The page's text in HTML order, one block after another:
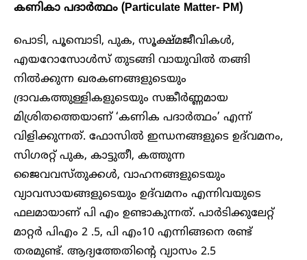
കണികാ പദാർത്ഥം (Particulate Matter- PM)
പൊടി, പൂമ്പൊടി, പുക, സൂക്ഷ്മജീവികൾ,
എയറോസോൾസ് തുടങ്ങി വായുവിൽ തങ്ങി
നിൽക്കുന്ന ഖരകണങ്ങളുടെയും
ദ്രാവകത്തുള്ളികളുടെയും സങ്കീർണ്ണമായ
മിശ്രിതത്തെയാണ് ‘കണിക പദാർത്ഥം’ എന്ന്
വിളിക്കുന്നത്. ഫോസിൽ ഇന്ധനങ്ങളുടെ ഉദ്‌വമനം,
സിഗരറ്റ് പുക, കാട്ടുതീ, കത്തുന്ന
ജൈവവസ്തുക്കൾ, വാഹനങ്ങളുടെയും
വ്യാവസായങ്ങളുടെയും ഉദ്‌വമനം എന്നിവയുടെ
ഫലമായാണ് പി എം ഉണ്ടാകുന്നത്. പാർടിക്കുലേറ്റ്
മാറ്റർ പിഎം 2 .5, പി എം10 എന്നിങ്ങനെ രണ്ട്
തരമുണ്ട്. ആദ്യത്തേതിൻ്റെ വ്യാസം 2.5